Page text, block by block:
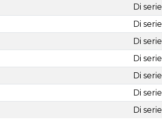
Di serie
Di serie
Di serie
Di serie
Di serie
Di serie
Di serie